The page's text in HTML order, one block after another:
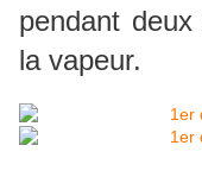
pendant
la vapeur.